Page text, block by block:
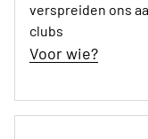
verspreiden ons
clubs
Voor wie?